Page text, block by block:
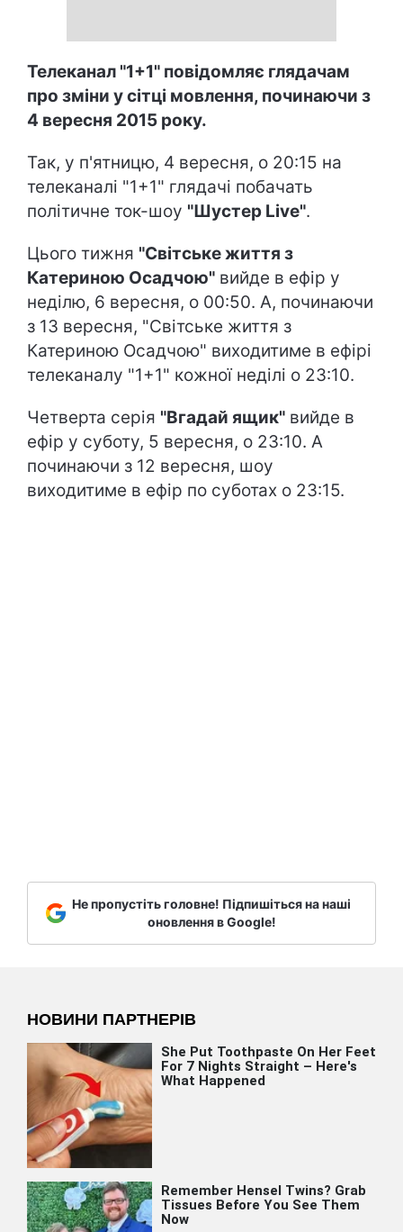
Телеканал "1+1" повідомляє глядачам
про зміни у сітці мовлення, починаючи з
4 вересня 2015 року.
Так, у п'ятницю, 4 вересня, о 20:15 на
телеканалі "1+1" глядачі побачать
політичне ток-шоу "Шустер Live".
Цього тижня "Світське життя з
Катериною Осадчою" вийде в ефір у
неділю, 6 вересня, о 00:50. А, починаючи
з 13 вересня, "Світське життя з
Катериною Осадчою" виходитиме в ефірі
телеканалу "1+1" кожної неділі о 23:10.
Четверта серія "Вгадай ящик" вийде в
ефір у суботу, 5 вересня, о 23:10. А
починаючи з 12 вересня, шоу
виходитиме в ефір по суботах о 23:15.
Не пропустіть головне! Підпишіться на наші
оновлення в Google!